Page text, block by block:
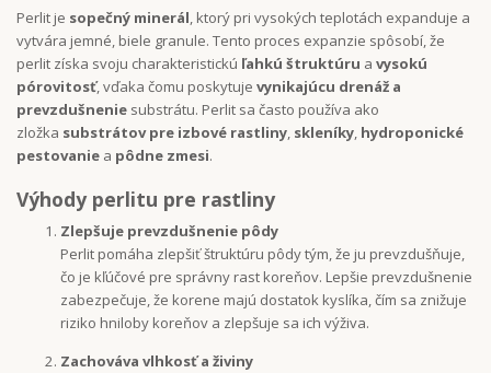
Perlit je sopečný minerál, ktorý pri vysokých teplotách expanduje a
vytvára jemné, biele granule. Tento proces expanzie spôsobí, že
perlit získa svoju charakteristickú ľahkú štruktúru a vysokú
pórovitosť, vďaka čomu poskytuje vynikajúcu drenáž a
prevzdušnenie substrátu. Perlit sa často používa ako
zložka substrátov pre izbové rastliny, skleníky, hydroponické
pestovanie a pôdne zmesi.
Výhody perlitu pre rastliny
Zlepšuje prevzdušnenie pôdy
Perlit pomáha zlepšiť štruktúru pôdy tým, že ju prevzdušňuje,
čo je kľúčové pre správny rast koreňov. Lepšie prevzdušnenie
zabezpečuje, že korene majú dostatok kyslíka, čím sa znižuje
riziko hniloby koreňov a zlepšuje sa ich výživa.
Zachováva vlhkosť a živiny